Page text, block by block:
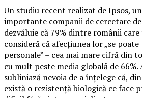
Un studiu recent realizat de Ipsos,
importante companii de cercetare
dezvăluie că 79% dintre românii
consideră că afecțiunea lor „se
personale” – cea mai mare cifră din
cu mult peste media globală de 66%.
subliniază nevoia de a înțelege că,
există o rezistență biologică ce face